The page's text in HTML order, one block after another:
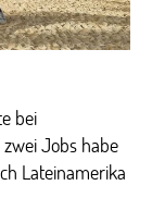
bei
Jobs habe
Lateinamerika